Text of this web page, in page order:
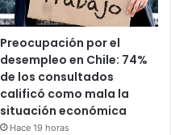
Preocupación por el
desempleo en Chile: 74%
de los consultados
calificó como mala la
situación económica
Hace 19 horas